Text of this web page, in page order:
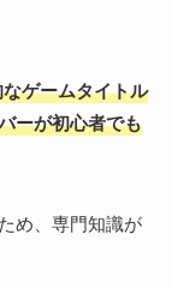
ゲームタイトル
ーが初心者でも
め、専門知識が